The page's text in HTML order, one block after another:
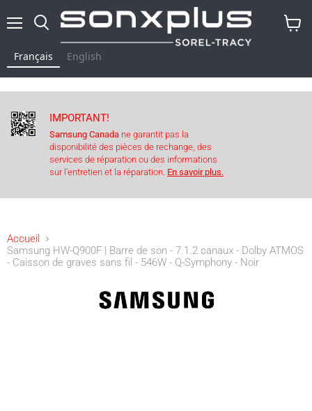
Français English
IMPORTANT!
Samsung Canada ne garantit pas la
disponibilité des pièces de rechange, des
services de réparation ou des informations
sur l'entretien et la réparation. En savoir plus.
Accueil
Samsung HW-Q900F | Barre de son - 7.1.2 canaux - Dolby ATMOS
- Caisson de graves sans fil - 546W - Q-Symphony - Noir